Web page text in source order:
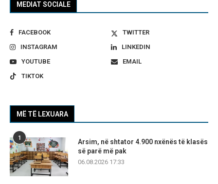
MEDIAT SOCIALE
FACEBOOK
TWITTER
INSTAGRAM
LINKEDIN
YOUTUBE
EMAIL
TIKTOK
MË TË LEXUARA
1
Arsim, në shtator 4.900 nxënës të klasës
së parë më pak
06.08.2026 17:33